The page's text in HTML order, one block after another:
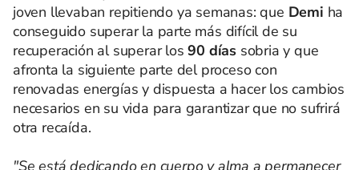
joven llevaban repitiendo ya semanas: que Demi ha
conseguido superar la parte más difícil de su
recuperación al superar los90 días sobria y que
afronta la siguiente parte del proceso con
renovadas energías y dispuesta a hacer los cambios
necesarios en su vida para garantizar que no sufrirá
otra recaída.
"Se está dedicando en cuerpo y alma a permanecer